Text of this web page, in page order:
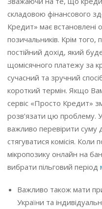
складовою фінансового
Кредит» має встановлені
позичальників. Крім
постійний дохід, який
щомісячного платежу за
сучасний та зручний
короткий термін. Якщо
сервіс «Просто Кредит»
розв’язати цю проблему.
важливо перевірити суму
стягуватися комісія. Коли
мікропозику онлайн на
вибрати пільговий період
Важливо також мати
України та